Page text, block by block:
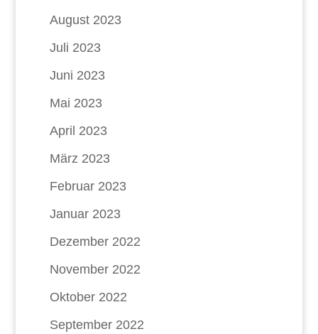
August 2023
Juli 2023
Juni 2023
Mai 2023
April 2023
März 2023
Februar 2023
Januar 2023
Dezember 2022
November 2022
Oktober 2022
September 2022